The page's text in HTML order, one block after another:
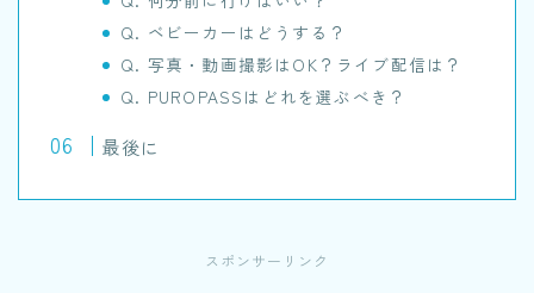
Q. ベビーカーはどうする？
Q. 写真・動画撮影はOK？ライブ配信は？
Q. PUROPASSはどれを選ぶべき？
最後に
スポンサーリンク